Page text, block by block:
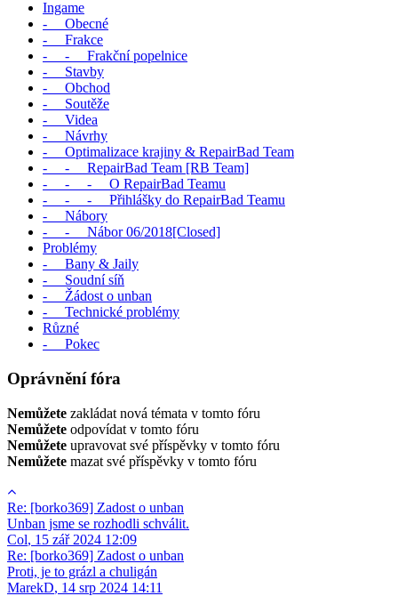
Ingame
- Obecné
- Frakce
- - Frakční popelnice
- Stavby
- Obchod
- Soutěže
- Videa
- Návrhy
- Optimalizace krajiny & RepairBad Team
- - RepairBad Team [RB Team]
- - - O RepairBad Teamu
- - - Přihlášky do RepairBad Teamu
- Nábory
- - Nábor 06/2018[Closed]
Problémy
- Bany & Jaily
- Soudní síň
- Žádost o unban
- Technické problémy
Různé
- Pokec
Oprávnění fóra
Nemůžete zakládat nová témata v tomto fóru
Nemůžete odpovídat v tomto fóru
Nemůžete upravovat své příspěvky v tomto fóru
Nemůžete mazat své příspěvky v tomto fóru
Re: [borko369] Zadost o unban
Unban jsme se rozhodli schválit.
Col, 15 zář 2024 12:09
Re: [borko369] Zadost o unban
Proti, je to grázl a chuligán
MarekD, 14 srp 2024 14:11